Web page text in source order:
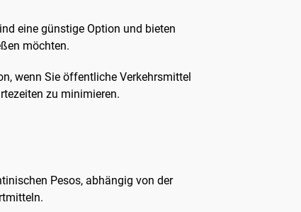
eine günstige Option und bieten
möchten.
wenn Sie öffentliche Verkehrsmittel
zu minimieren.
Pesos, abhängig von der